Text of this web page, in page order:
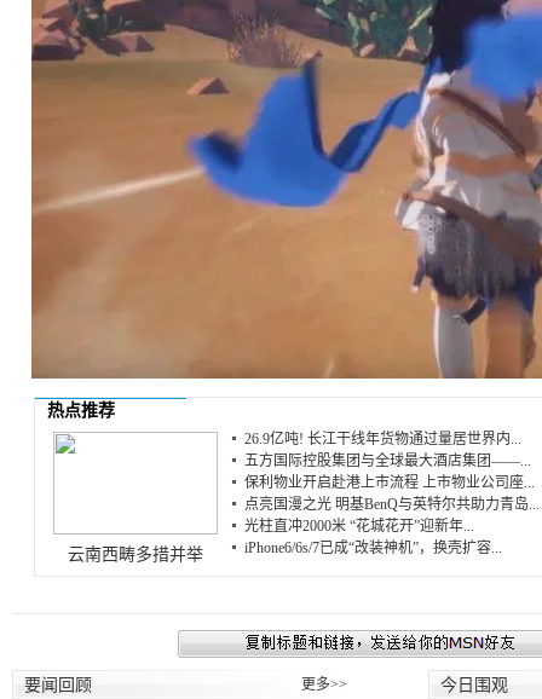
热点推荐
云南西畴多措并举
26.9亿吨! 长江干线年货物通过量居世界内...
五方国际控股集团与全球最大酒店集团——...
保利物业开启赴港上市流程 上市物业公司座...
点亮国漫之光 明基BenQ与英特尔共助力青岛...
光柱直冲2000米 “花城花开”迎新年...
iPhone6/6s/7已成“改装神机”，换壳扩容...
要闻回顾 更多>> 今日围观